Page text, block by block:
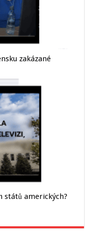
zakázané
států amerických?